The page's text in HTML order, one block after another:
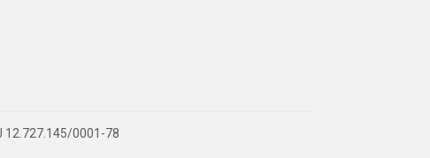
12.727.145/0001-78